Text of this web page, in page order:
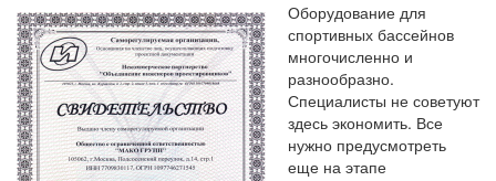
Оборудование для
спортивных бассейнов
многочисленно и
разнообразно.
Специалисты не советуют
здесь экономить. Все
нужно предусмотреть
еще на этапе